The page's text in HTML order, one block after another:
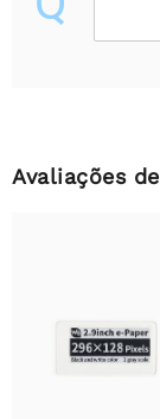
Avaliações